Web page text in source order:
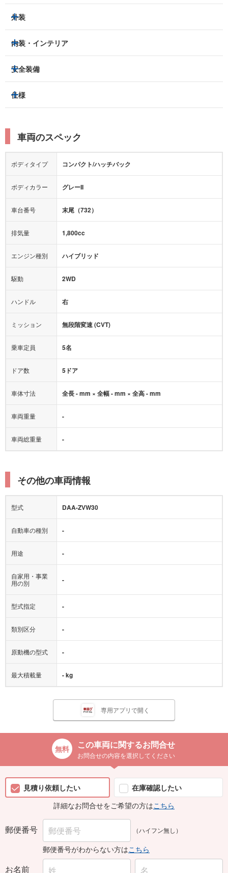
外装
ヘッドライト
アルミホイール：あり
サンルーフ/ガラスルーフ
ルーフレール
エアロパーツ
ローダウン
内装・インテリア
3列シート
ベンチシート
パワーシート
シートヒーター
カーナビ：HDDナビ
CD
ミュージックプレイヤー接続可
後席モニター
安全装備
トラクションコントロール
レーンキープアシスト
横滑り防止装置
衝突被害軽減プレーキ
カメラ：バック
エアバッグ：
4エアバッグ
衝撃緩和ヘッドレスト
サポカー
アクセル踏み間違い（誤発進）防止装置
アダプティブクルーズコントロール
ヒルディセントコントロール
オートマチックハイビーム
仕様
車両のスペック
ボディタイプ コンパクト/ハッチバック
ボディカラー グレーII
車台番号 末尾（732）
排気量 1,800cc
エンジン種別 ハイブリッド
駆動 2WD
ハンドル 右
ミッション 無段階変速 (CVT)
乗車定員 5名
ドア数 5ドア
車体寸法 全長 - mm × 全幅 - mm × 全高 - mm
車両重量 -
車両総重量 -
その他の車両情報
型式 DAA-ZVW30
自動車の種別 -
用途 -
自家用・事業
用の別
-
型式指定 -
類別区分 -
原動機の型式 -
最大積載量 - kg
専用アプリで開く
この車両に関するお問合せ
お問合せの内容を選択してください
見積り依頼したい
在庫確認したい
詳細なお問合せをご希望の方はこちら
郵便番号 （ハイフン無し）
郵便番号がわからない方はこちら
お名前